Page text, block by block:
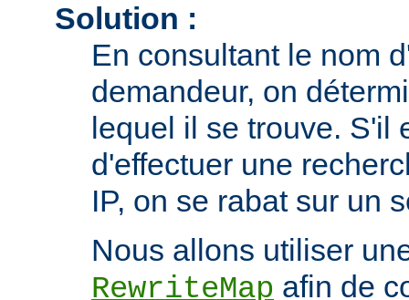
Solution :
En consultant le nom
demandeur, on
lequel il se trouve. S'il
d'effectuer une
IP, on se rabat sur un
Nous allons utiliser
RewriteMap afin de